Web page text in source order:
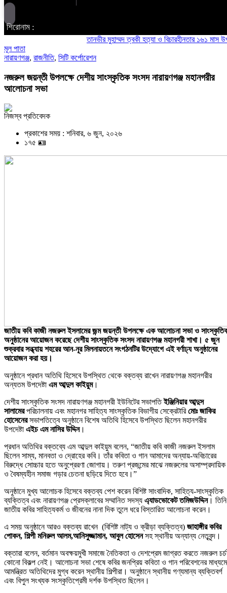
শিরোনাম :
তানভীর মুহাম্মদ ত্বকী হত্যা ও বিচারহীনতার ১৬১ মাস
মূল পাতা
নারায়ণগঞ্জ, রাজনীতি, সিটি কর্পোরেশন
নজরুল জয়ন্তী উপলক্ষে দেশীয় সাংস্কৃতিক সংসদ নারায়ণগঞ্জ মহানগরীর
আলোচনা সভা
নিজস্ব প্রতিবেদক
প্রকাশের সময় : শনিবার, ৬ জুন, ২০২৬
১৭৫ 🪪
জাতীয় কবি কাজী নজরুল ইসলামের জন্ম জয়ন্তী উপলক্ষে এক আলোচনা সভা ও
অনুষ্ঠানের আয়োজন করেছে দেশীয় সাংস্কৃতিক সংসদ নারায়ণগঞ্জ মহানগরী শাখা। ৫ জুন
শুক্রবার সন্ধ্যায় শহরের আন-নূর মিলনায়তনে সংগঠনটির উদ্যোগে এই বর্ণাঢ্য অনুষ্ঠানের
আয়োজন করা হয়।
​অনুষ্ঠানে প্রধান অতিথি হিসেবে উপস্থিত থেকে বক্তব্য রাখেন নারায়ণগঞ্জ মহানগরীর
অন্যতম উপদেষ্টা এম আব্দুল কাইয়ুম।
​দেশীয় সাংস্কৃতিক সংসদ নারায়ণগঞ্জ মহানগরী ইউনিটের সভাপতিইঞ্জিনিয়ার আব্দুস
সালামেরপরিচালনায় এবং মহানগর সাহিত্য সাংস্কৃতিক বিভাগীয় সেক্রেটারিমোঃ জাকির
হোসেনেরসভাপতিত্বে অনুষ্ঠানে বিশেষ অতিথি হিসেবে উপস্থিত ছিলেন মহানগরীর
উপদেষ্টা এইচ এম নাসির উদ্দিন।
​প্রধান অতিথির বক্তব্যে এম আব্দুল কাইয়ুম বলেন, “জাতীয় কবি কাজী নজরুল ইসলাম
ছিলেন সাম্য, মানবতা ও দ্রোহের কবি। তাঁর কবিতা ও গান আমাদের অন্যায়-অবিচারের
বিরুদ্ধে সোচ্চার হতে অনুপ্রেরণা জোগায়। তরুণ প্রজন্মের মাঝে নজরুলের অসাম্প্রদায়িক
ও বৈষম্যহীন সমাজ গড়ার চেতনা ছড়িয়ে দিতে হবে।”
​অনুষ্ঠানে মুখ্য আলোচক হিসেবে বক্তব্য পেশ করেন বিশিষ্ট সাংবাদিক, সাহিত্য-সাংস্কৃতিক
ব্যক্তিত্ব এবং নারায়ণগঞ্জ প্রেসক্লাবের সম্মানিত সদস্য এ্যাডভোকেট তমিজউদ্দিন। তিনি
জাতীয় কবির সাহিত্যকর্ম ও জীবনের নানা দিক তুলে ধরে বিস্তারিত আলোচনা করেন।
​এ সময় অনুষ্ঠানে আরও বক্তব্য রাখেন (বিশিষ্ট নাট্য ও ক্রীড়া ব্যক্তিত্ব) জাহাঙ্গীর কবির
পোকন, শিল্পী মনিরুল আলম,আনিসুজ্জামান, আবুল হোসেনসহ স্থানীয় অন্যান্য নেতৃবৃন্দ।
​বক্তারা বলেন, বর্তমান অবক্ষয়মুখী সমাজে নৈতিকতা ও দেশপ্রেম জাগ্রত করতে নজরুল
কোনো বিকল্প নেই। আলোচনা সভা শেষে কবির জনপ্রিয় কবিতা ও গান পরিবেশনের মাধ্যমে
আমন্ত্রিত অতিথিদের মুগ্ধ করেন স্থানীয় শিল্পীরা। অনুষ্ঠানে স্থানীয় গণ্যমান্য ব্যক্তিবর্গ
এবং বিপুল সংখ্যক সংস্কৃতিপ্রেমী দর্শক উপস্থিত ছিলেন।